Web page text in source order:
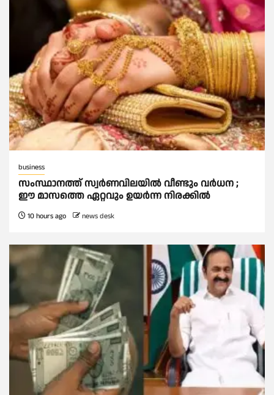
business
സംസ്ഥാനത്ത് സ്വര്‍ണവിലയില്‍ വീണ്ടും വര്‍ധന ;
ഈ മാസത്തെ ഏറ്റവും ഉയര്‍ന്ന നിരക്കില്‍
10 hours ago news desk